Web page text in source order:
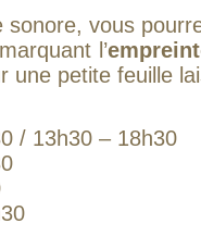
sonore, vous
l’
une petite feuille
/ 13h30 – 18h30